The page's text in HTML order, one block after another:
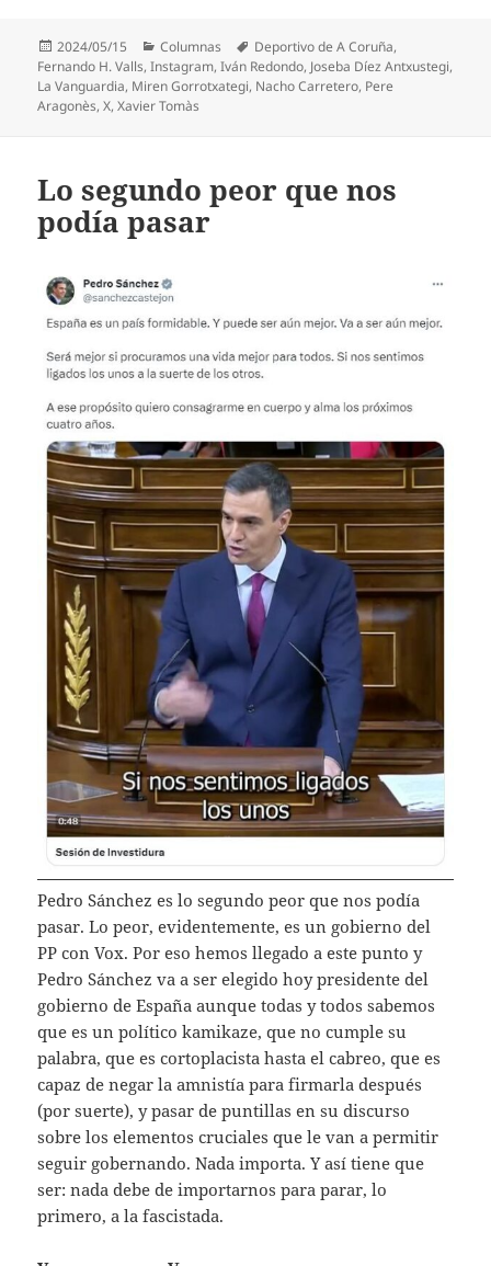
Publicado
el
2024/05/15 Categorías
Columnas Etiquetas
Deportivo de A Coruña,
Fernando H. Valls,Instagram,Iván Redondo, Joseba Díez Antxustegi,
La Vanguardia, Miren Gorrotxategi, Nacho Carretero, Pere
Aragonès,X,Xavier Tomàs
Lo segundo peor que nos
podía pasar
Pedro Sánchez es lo segundo peor que nos podía
pasar. Lo peor, evidentemente, es un gobierno del
PP con Vox. Por eso hemos llegado a este punto y
Pedro Sánchez va a ser elegido hoy presidente del
gobierno de España aunque todas y todos sabemos
que es un político kamikaze, que no cumple su
palabra, que es cortoplacista hasta el cabreo, que es
capaz de negar la amnistía para firmarla después
(por suerte), y pasar de puntillas en su discurso
sobre los elementos cruciales que le van a permitir
seguir gobernando. Nada importa. Y así tiene que
ser: nada debe de importarnos para parar, lo
primero, a la fascistada.